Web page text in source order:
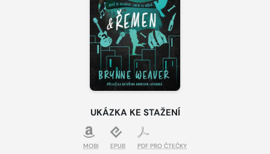
UKÁZKA KE STAŽENÍ
MOBI EPUB PDF PRO ČTEČKY